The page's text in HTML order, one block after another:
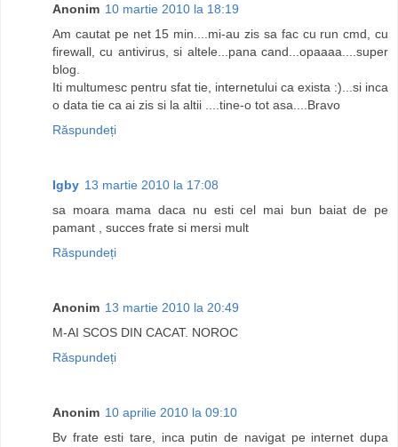
Anonim 10 martie 2010 la 18:19
Am cautat pe net 15 min....mi-au zis sa fac cu run cmd, cu
firewall, cu antivirus, si altele...pana cand...opaaaa....super
blog.
Iti multumesc pentru sfat tie, internetului ca exista :)...si inca
o data tie ca ai zis si la altii ....tine-o tot asa....Bravo
Răspundeți
Igby 13 martie 2010 la 17:08
sa moara mama daca nu esti cel mai bun baiat de pe
pamant , succes frate si mersi mult
Răspundeți
Anonim 13 martie 2010 la 20:49
M-AI SCOS DIN CACAT. NOROC
Răspundeți
Anonim 10 aprilie 2010 la 09:10
Bv frate esti tare, inca putin de navigat pe internet dupa